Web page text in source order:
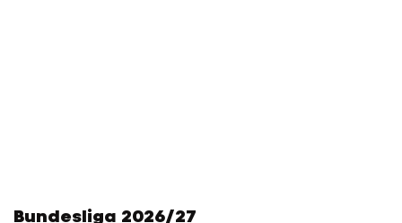
Bundesliga 2026/27